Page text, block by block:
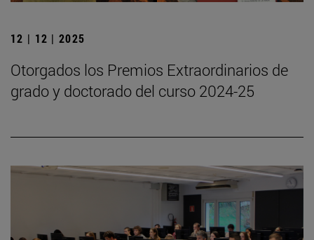
12 | 12 | 2025
Otorgados los Premios Extraordinarios de
grado y doctorado del curso 2024-25